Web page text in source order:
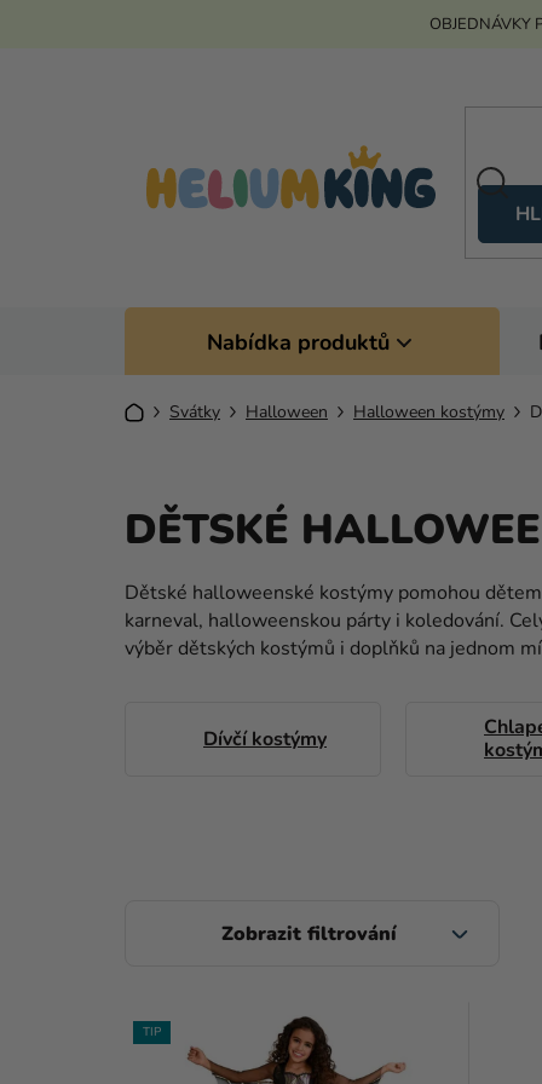
OBJEDNÁVKY
Nabídka produktů
Domů Svátky Halloween Halloween kostýmy
DĚTSKÉ
Dětské halloweenské kostýmy pomohou
karneval, halloweenskou párty i koledování.
výběr dětských kostýmů i doplňků na jednom
Dívčí kostýmy
T
VTIP